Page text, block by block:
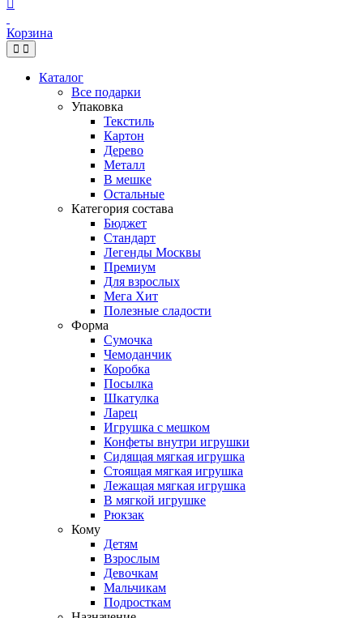
Корзина
Каталог
Все подарки
Упаковка
Текстиль
Картон
Дерево
Металл
В мешке
Остальные
Категория состава
Бюджет
Стандарт
Легенды Москвы
Премиум
Для взрослых
Мега Хит
Полезные сладости
Форма
Сумочка
Чемоданчик
Коробка
Посылка
Шкатулка
Ларец
Игрушка с мешком
Конфеты внутри игрушки
Сидящая мягкая игрушка
Стоящая мягкая игрушка
Лежащая мягкая игрушка
В мягкой игрушке
Рюкзак
Кому
Детям
Взрослым
Девочкам
Мальчикам
Подросткам